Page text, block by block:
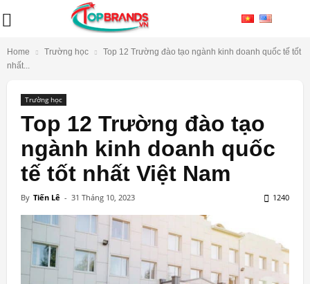
Home Trường học
Top 12 Trường đào tạo ngành kinh doanh quốc tế tốt
nhất...
Trường học
Top 12 Trường đào tạo
ngành kinh doanh quốc
tế tốt nhất Việt Nam
By Tiến Lê - 31 Tháng 10, 2023 1240